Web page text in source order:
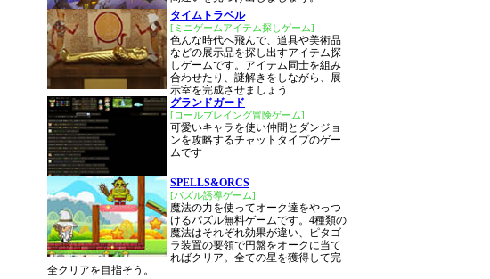
タイムトラベル
[ミニゲームアイテム探しゲーム]
色んな時代へ飛んで、道具や美術品
などの展示品を探し出すアイテム探
しゲームです。アイテム同士を組み
合わせたり、謎解きをしながら、展
示室を完成させましょう
グランドガード
[ロールプレイング冒険ゲーム]
可愛いキャラを使い仲間とダンジョ
ンを攻略するチャットタイプのゲー
ムです
SPELLS&ORCS
[パズル誘導ゲーム]
魔法の力を使ってオーク達をやっつ
けるパズル無料ゲームです。4種類の
魔法はそれぞれ効果が違い、ピタゴ
ラ装置の要領で円盤をオークに当て
ればクリア。全ての星を獲得して完
全クリアを目指そう。